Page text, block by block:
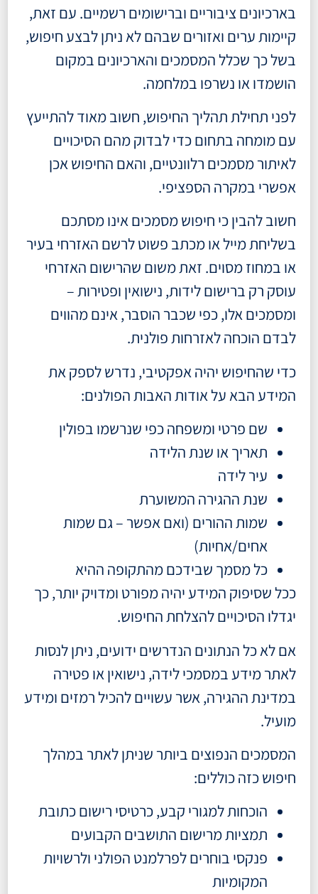
בארכיונים ציבוריים וברישומים רשמיים. עם זאת,
קיימות ערים ואזורים שבהם לא ניתן לבצע חיפוש,
בשל כך שכלל המסמכים והארכיונים במקום
הושמדו או נשרפו במלחמה.
לפני תחילת תהליך החיפוש, חשוב מאוד להתייעץ
עם מומחה בתחום כדי לבדוק מהם הסיכויים
לאיתור מסמכים רלוונטיים, והאם החיפוש אכן
אפשרי במקרה הספציפי.
חשוב להבין כי חיפוש מסמכים אינו מסתכם
בשליחת מייל או מכתב פשוט לרשם האזרחי בעיר
או במחוז מסוים. זאת משום שהרישום האזרחי
עוסק רק ברישום לידות, נישואין ופטירות –
ומסמכים אלו, כפי שכבר הוסבר, אינם מהווים
לבדם הוכחה לאזרחות פולנית.
כדי שהחיפוש יהיה אפקטיבי, נדרש לספק את
המידע הבא על אודות האבות הפולנים:
שם פרטי ומשפחה כפי שנרשמו בפולין
תאריך או שנת הלידה
עיר לידה
שנת ההגירה המשוערת
שמות ההורים (ואם אפשר – גם שמות
אחים/אחיות)
כל מסמך שבידכם מהתקופה ההיא
ככל שסיפוק המידע יהיה מפורט ומדויק יותר, כך
יגדלו הסיכויים להצלחת החיפוש.
אם לא כל הנתונים הנדרשים ידועים, ניתן לנסות
לאתר מידע במסמכי לידה, נישואין או פטירה
במדינת ההגירה, אשר עשויים להכיל רמזים ומידע
מועיל.
המסמכים הנפוצים ביותר שניתן לאתר במהלך
חיפוש כזה כוללים:
הוכחות למגורי קבע, כרטיסי רישום כתובת
תמציות מרישום התושבים הקבועים
פנקסי בוחרים לפרלמנט הפולני ולרשויות
המקומיות